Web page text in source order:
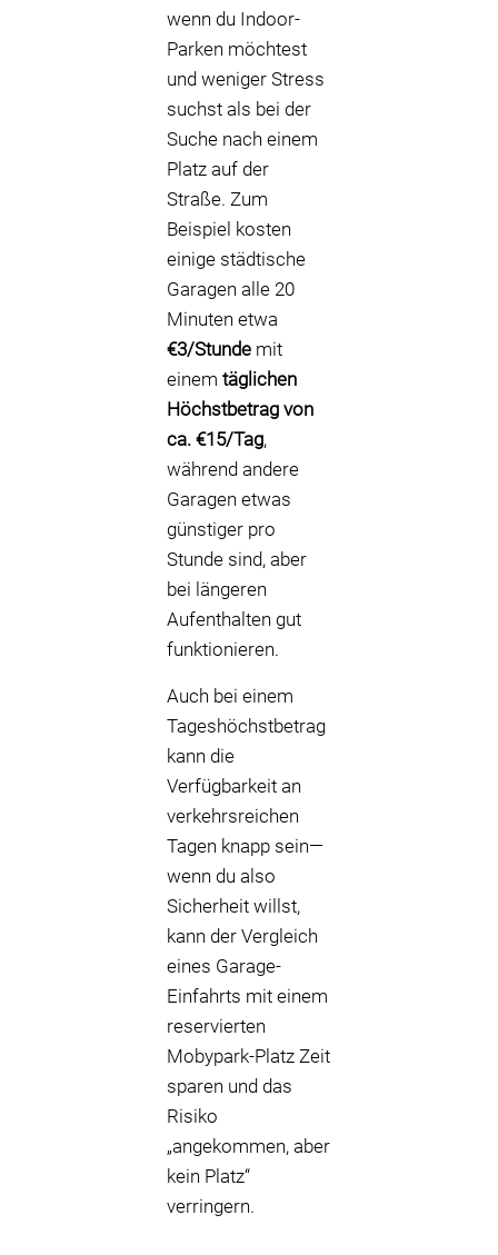
wenn du Indoor-
Parken möchtest
und weniger Stress
suchst als bei der
Suche nach einem
Platz auf der
Straße. Zum
Beispiel kosten
einige städtische
Garagen alle 20
Minuten etwa
€3/Stunde mit
einem täglichen
Höchstbetrag von
ca. €15/Tag,
während andere
Garagen etwas
günstiger pro
Stunde sind, aber
bei längeren
Aufenthalten gut
funktionieren.
Auch bei einem
Tageshöchstbetrag
kann die
Verfügbarkeit an
verkehrsreichen
Tagen knapp sein—
wenn du also
Sicherheit willst,
kann der Vergleich
eines Garage-
Einfahrts mit einem
reservierten
Mobypark-Platz Zeit
sparen und das
Risiko
„angekommen, aber
kein Platz“
verringern.